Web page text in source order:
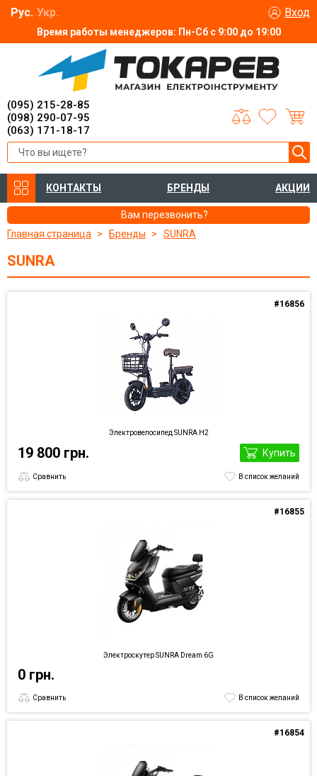
Время работы менеджеров: Пн-Сб с 9:00 до 19:00
Рус. Укр. Вход
(095) 215-28-85
(098) 290-07-95
(063) 171-18-17
КОНТАКТЫ БРЕНДЫ АКЦИИ
Вам перезвонить?
Главная страница
Бренды SUNRA
SUNRA
Электровелосипед SUNRA H2
#16856
19 800 грн. Купить
Сравнить В список желаний
Электроскутер SUNRA Dream 6G
#16855
0 грн.
Сравнить В список желаний
#16854